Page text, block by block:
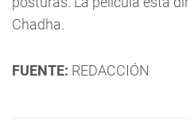
Chadha.
FUENTE: REDACCIÓN